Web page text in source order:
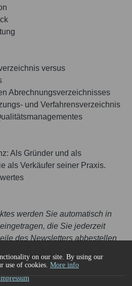
versus
Abrechnungsverzeichnisses
und Verfahrensverzeichnis
Als Gründer und als
als Verkäufer seiner Praxis.
werden Sie automatisch in
die Sie jederzeit
des Newsletters abbestellen
on our site. By using our
use of cookies. More info